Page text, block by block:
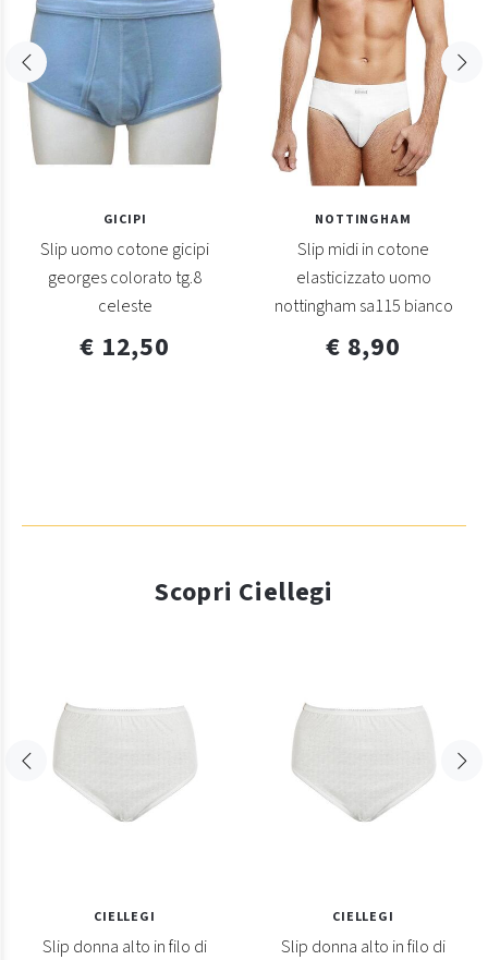
GICIPI
Slip uomo cotone gicipi
georges colorato tg.8
celeste
€ 12,50
NOTTINGHAM
Slip midi in cotone
elasticizzato uomo
nottingham sa115 bianco
€ 8,90
Scopri Ciellegi
CIELLEGI
Slip donna alto in filo di
CIELLEGI
Slip donna alto in filo di